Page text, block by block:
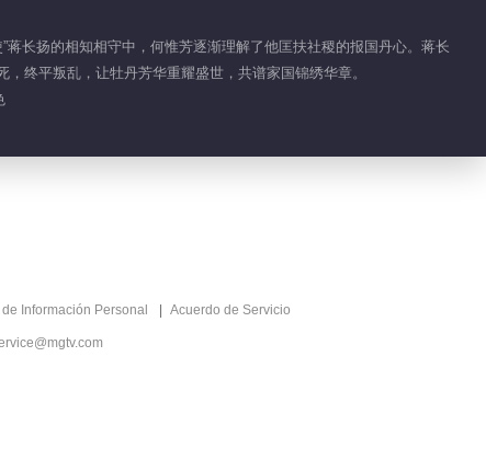
01:59
Belleza Floreciente
01:12
Belleza Floreciente
长扬的相知相守中，何惟芳逐渐理解了他匡扶社稷的报国丹心。蒋长
终平叛乱，让牡丹芳华重耀盛世，共谱家国锦绣华章。
Información Personal Acuerdo de Servicio